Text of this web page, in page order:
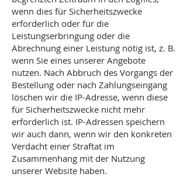
wenn dies für Sicherheitszwecke
erforderlich oder für die
Leistungserbringung oder die
Abrechnung einer Leistung nötig ist, z. B.
wenn Sie eines unserer Angebote
nutzen. Nach Abbruch des Vorgangs der
Bestellung oder nach Zahlungseingang
löschen wir die IP-Adresse, wenn diese
für Sicherheitszwecke nicht mehr
erforderlich ist. IP-Adressen speichern
wir auch dann, wenn wir den konkreten
Verdacht einer Straftat im
Zusammenhang mit der Nutzung
unserer Website haben.